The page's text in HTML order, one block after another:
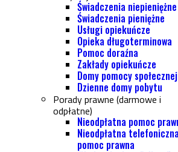
Świadczenia niepieniężne
Świadczenia pieniężne
Usługi opiekuńcze
Opieka długoterminowa
Pomoc doraźna
Zakłady opiekuńcze
Domy pomocy społecznej
Dzienne domy pobytu
Porady prawne (darmowe i
odpłatne)
Nieodpłatna pomoc
Nieodpłatna telefoniczna
pomoc prawna